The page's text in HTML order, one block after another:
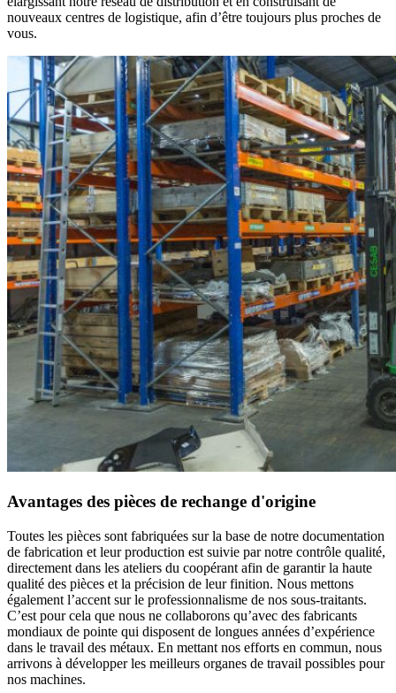
nouveaux centres de logistique, afin d’être toujours plus proches de
vous.
Avantages des pièces de rechange d'origine
Toutes les pièces sont fabriquées sur la base de notre documentation
de fabrication et leur production est suivie par notre contrôle qualité,
directement dans les ateliers du coopérant afin de garantir la haute
qualité des pièces et la précision de leur finition. Nous mettons
également l’accent sur le professionnalisme de nos sous-traitants.
C’est pour cela que nous ne collaborons qu’avec des fabricants
mondiaux de pointe qui disposent de longues années d’expérience
dans le travail des métaux. En mettant nos efforts en commun, nous
arrivons à développer les meilleurs organes de travail possibles pour
nos machines.